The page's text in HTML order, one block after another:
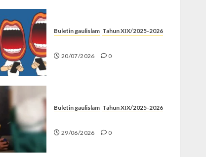
Buletin gaulislam Tahun XIX/2025-2026
20/07/2026 0
Buletin gaulislam Tahun XIX/2025-2026
29/06/2026 0